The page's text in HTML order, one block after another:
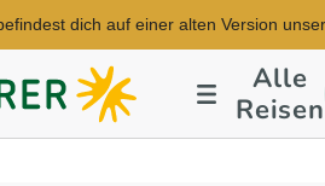
dich auf einer alten Version
Alle
Reisen